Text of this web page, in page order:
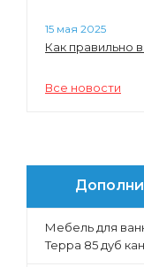
Форест
Нео-Классика
Люмин
Инфинити
15 мая 2025
Как правильно
Все новости
Мебель для
Терра 85 дуб